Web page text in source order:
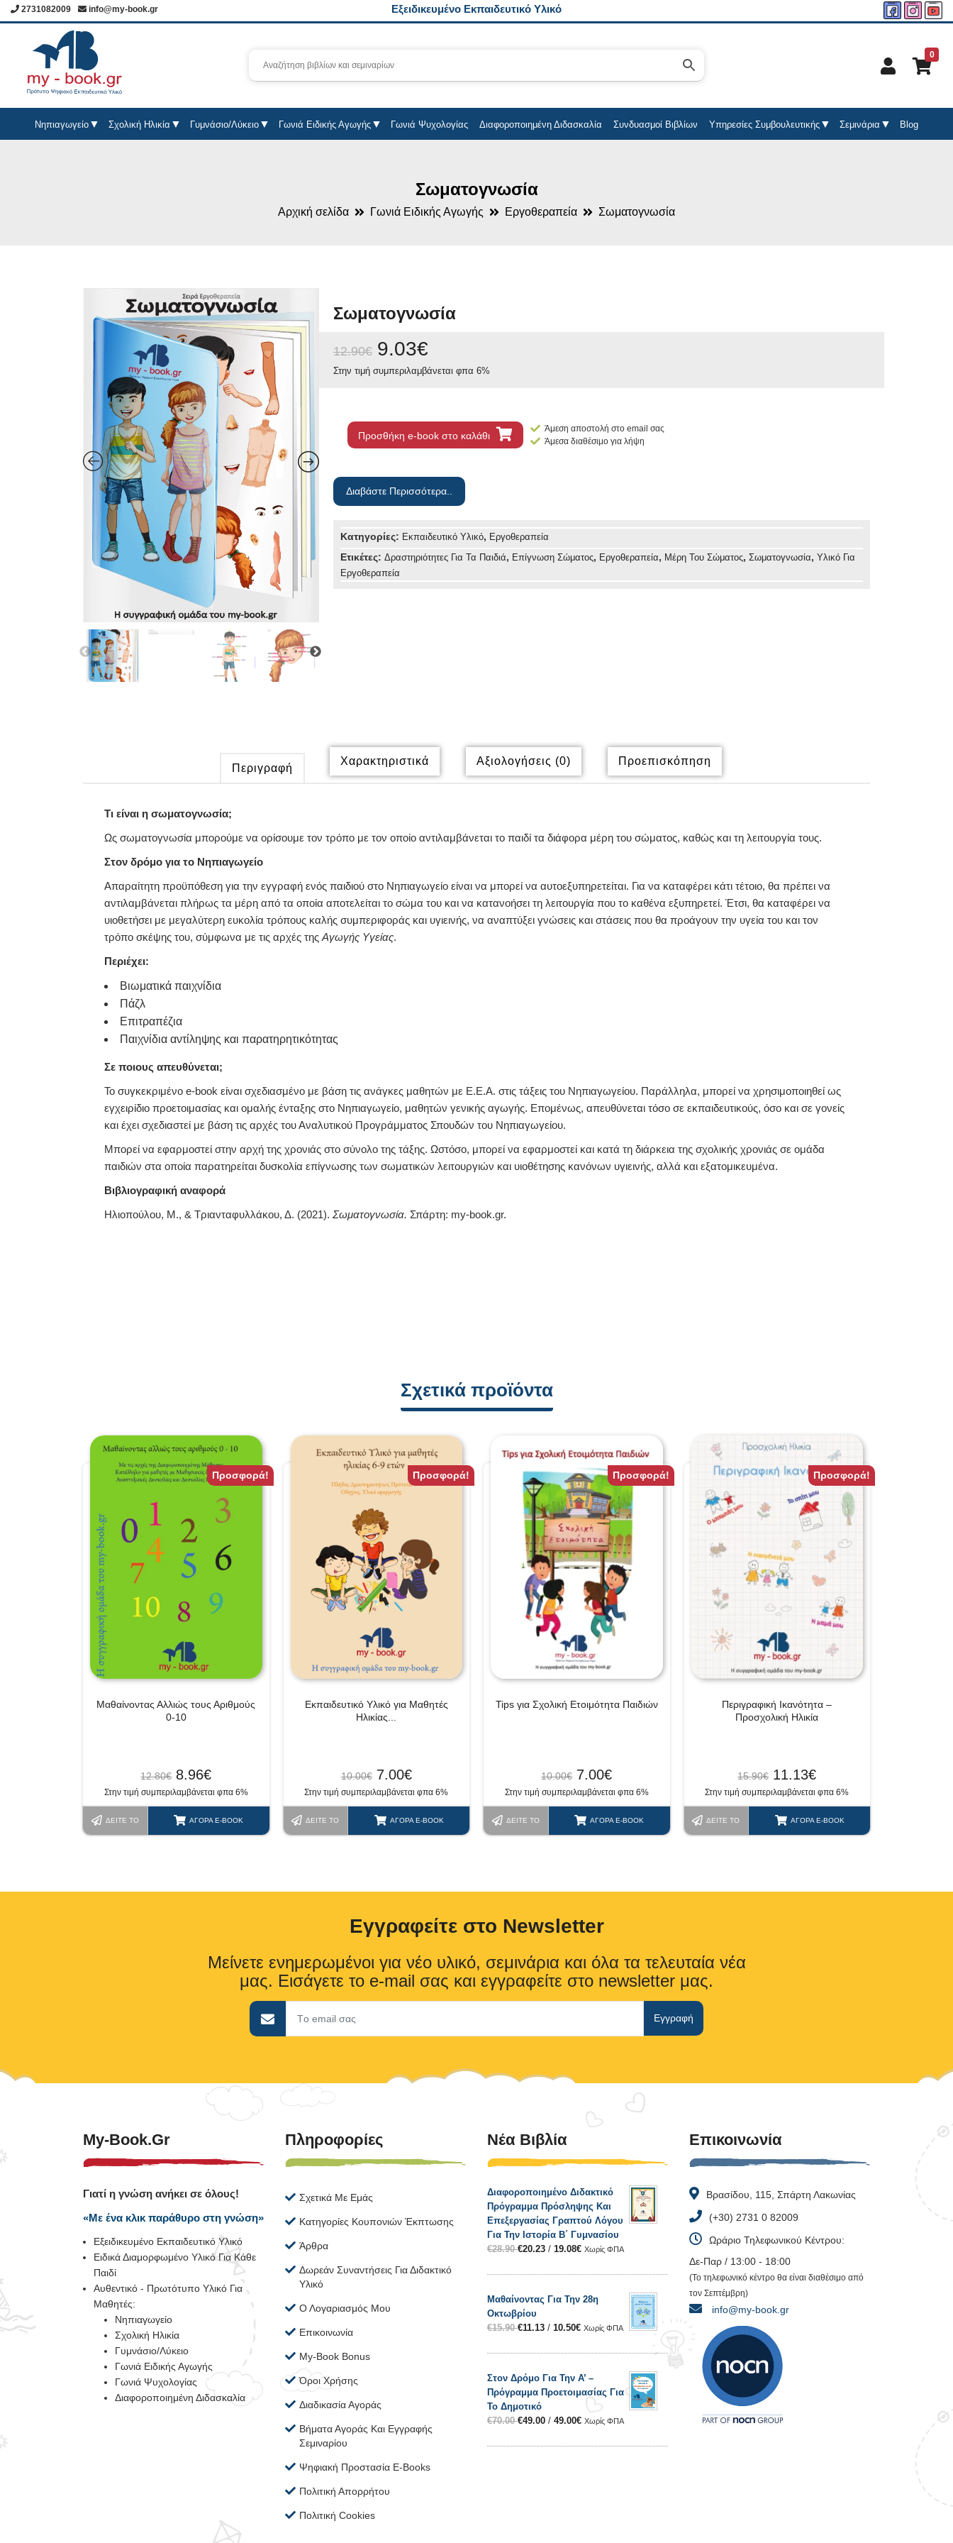
2731082009 info@my-book.gr Εξειδικευμένο Εκπαιδευτικό Υλικό
0
Νηπιαγωγείο Σχολική Ηλικία Γυμνάσιο/Λύκειο Γωνιά Ειδικής Αγωγής Γωνιά Ψυχολογίας Διαφοροποιημένη Διδασκαλία Συνδυασμοί Βιβλίων Υπηρεσίες Συμβουλευτικής Σεμινάρια Blog
Σωματογνωσία
Αρχική σελίδα Γωνιά Ειδικής Αγωγής Εργοθεραπεία Σωματογνωσία
Σωματογνωσία
12.90€ 9.03€
Στην τιμή συμπεριλαμβάνεται φπα 6%
Προσθήκη e-book στο καλάθι
Άμεση αποστολή στο email σας
Άμεσα διαθέσιμο για λήψη
Διαβάστε Περισσότερα..
Κατηγορίες: Εκπαιδευτικό Υλικό, Εργοθεραπεία
Ετικέτες: Δραστηριότητες Για Τα Παιδιά, Επίγνωση Σώματος, Εργοθεραπεία, Μέρη Του Σώματος, Σωματογνωσία, Υλικό Για
Εργοθεραπεία
Περιγραφή
Χαρακτηριστικά Αξιολογήσεις (0) Προεπισκόπηση
Τι είναι η σωματογνωσία;
Ως σωματογνωσία μπορούμε να ορίσουμε τον τρόπο με τον οποίο αντιλαμβάνεται το παιδί τα διάφορα μέρη του σώματος, καθώς και τη λειτουργία τους.
Στον δρόμο για το Νηπιαγωγείο
Απαραίτητη προϋπόθεση για την εγγραφή ενός παιδιού στο Νηπιαγωγείο είναι να μπορεί να αυτοεξυπηρετείται. Για να καταφέρει κάτι τέτοιο, θα πρέπει να
αντιλαμβάνεται πλήρως τα μέρη από τα οποία αποτελείται το σώμα του και να κατανοήσει τη λειτουργία που το καθένα εξυπηρετεί. Έτσι, θα καταφέρει να
υιοθετήσει με μεγαλύτερη ευκολία τρόπους καλής συμπεριφοράς και υγιεινής, να αναπτύξει γνώσεις και στάσεις που θα προάγουν την υγεία του και τον
τρόπο σκέψης του, σύμφωνα με τις αρχές της Αγωγής Υγείας.
Περιέχει:
Βιωματικά παιχνίδια
Πάζλ
Επιτραπέζια
Παιχνίδια αντίληψης και παρατηρητικότητας
Σε ποιους απευθύνεται;
Το συγκεκριμένο e-book είναι σχεδιασμένο με βάση τις ανάγκες μαθητών με Ε.Ε.Α. στις τάξεις του Νηπιαγωγείου. Παράλληλα, μπορεί να χρησιμοποιηθεί ως
εγχειρίδιο προετοιμασίας και ομαλής ένταξης στο Νηπιαγωγείο, μαθητών γενικής αγωγής. Επομένως, απευθύνεται τόσο σε εκπαιδευτικούς, όσο και σε γονείς
και έχει σχεδιαστεί με βάση τις αρχές του Αναλυτικού Προγράμματος Σπουδών του Νηπιαγωγείου.
Μπορεί να εφαρμοστεί στην αρχή της χρονιάς στο σύνολο της τάξης. Ωστόσο, μπορεί να εφαρμοστεί και κατά τη διάρκεια της σχολικής χρονιάς σε ομάδα
παιδιών στα οποία παρατηρείται δυσκολία επίγνωσης των σωματικών λειτουργιών και υιοθέτησης κανόνων υγιεινής, αλλά και εξατομικευμένα.
Βιβλιογραφική αναφορά
Ηλιοπούλου, Μ., & Τριανταφυλλάκου, Δ. (2021). Σωματογνωσία. Σπάρτη: my-book.gr.
Σχετικά προϊόντα
Προσφορά!
Μαθαίνοντας Αλλιώς τους Αριθμούς
0-10
12.80€ 8.96€
Στην τιμή συμπεριλαμβάνεται φπα 6%
ΔΕΊΤΕ ΤΟ ΑΓΟΡΆ E-BOOK
Προσφορά!
Εκπαιδευτικό Υλικό για Μαθητές
Ηλικίας...
10.00€ 7.00€
Στην τιμή συμπεριλαμβάνεται φπα 6%
ΔΕΊΤΕ ΤΟ ΑΓΟΡΆ E-BOOK
Προσφορά!
Tips για Σχολική Ετοιμότητα Παιδιών
10.00€ 7.00€
Στην τιμή συμπεριλαμβάνεται φπα 6%
ΔΕΊΤΕ ΤΟ ΑΓΟΡΆ E-BOOK
Προσφορά!
Περιγραφική Ικανότητα –
Προσχολική Ηλικία
15.90€ 11.13€
Στην τιμή συμπεριλαμβάνεται φπα 6%
ΔΕΊΤΕ ΤΟ ΑΓΟΡΆ E-BOOK
Eγγραφείτε στο Newsletter
Μείνετε ενημερωμένοι για νέο υλικό, σεμινάρια και όλα τα τελευταία νέα
μας. Εισάγετε το e-mail σας και εγγραφείτε στο newsletter μας.
My-Book.gr
Γιατί η γνώση ανήκει σε όλους!
«Με ένα κλικ παράθυρο στη γνώση»
Εξειδικευμένο Εκπαιδευτικό Υλικό
Ειδικά Διαμορφωμένο Υλικό Για Κάθε
Παιδί
Αυθεντικό - Πρωτότυπο Υλικό Για
Μαθητές:
Νηπιαγωγείο
Σχολική Ηλικία
Γυμνάσιο/Λύκειο
Γωνιά Ειδικής Αγωγής
Γωνιά Ψυχολογίας
Διαφοροποιημένη Διδασκαλία
Πληροφορίες
Σχετικά Με Εμάς
Κατηγορίες Κουπονιών Έκπτωσης
Άρθρα
Δωρεάν Συναντήσεις Για Διδακτικό
Υλικό
Ο Λογαριασμός Μου
Επικοινωνία
My-Book Bonus
Όροι Χρήσης
Διαδικασία Αγοράς
Βήματα Αγοράς Και Εγγραφής
Σεμιναρίου
Ψηφιακή Προστασία E-Books
Πολιτική Απορρήτου
Πολιτική Cookies
Νέα Βιβλία
Διαφοροποιημένο Διδακτικό
Πρόγραμμα Πρόσληψης Και
Επεξεργασίας Γραπτού Λόγου
Για Την Ιστορία Β΄ Γυμνασίου
€28.90€20.23 / 19.08€ Χωρίς ΦΠΑ
Μαθαίνοντας Για Την 28η
Οκτωβρίου
€15.90€11.13 / 10.50€ Χωρίς ΦΠΑ
Στον Δρόμο Για Την Α’ –
Πρόγραμμα Προετοιμασίας Για
Το Δημοτικό
€70.00€49.00 / 49.00€ Χωρίς ΦΠΑ
Επικοινωνία
Βρασίδου, 115, Σπάρτη Λακωνίας
(+30) 2731 0 82009
Ωράριο Τηλεφωνικού Κέντρου:
Δε-Παρ / 13:00 - 18:00
(Το τηλεφωνικό κέντρο θα είναι διαθέσιμο από
τον Σεπτέμβρη)
info@my-book.gr